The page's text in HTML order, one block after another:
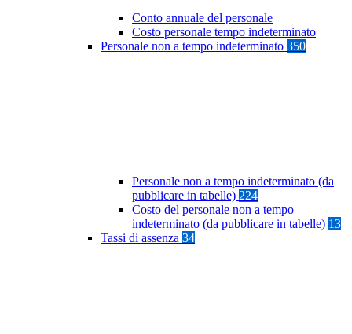
Conto annuale del personale
Costo personale tempo indeterminato
Personale non a tempo indeterminato 350
Personale non a tempo indeterminato (da
pubblicare in tabelle) 224
Costo del personale non a tempo
indeterminato (da pubblicare in tabelle) 13
Tassi di assenza 34